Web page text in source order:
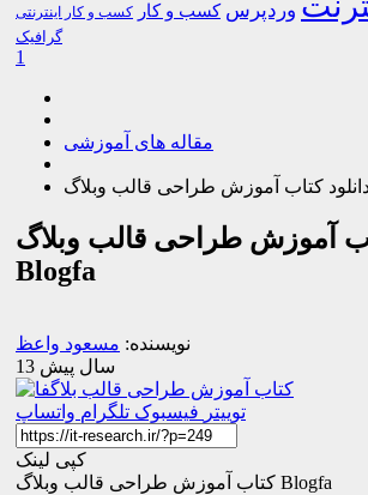
وردپرس کسب و کار کسب و کار اینترنتی
گرافیک
1
مقاله های آموزشی
آموزش طراحی قالب وبلاگ
Blogfa
نویسنده: مسعود واعظ
13 سال پیش
توییتر فیسبوک تلگرام واتساپ
کپی لینک
کتاب آموزش طراحی قالب وبلاگ Blogfa